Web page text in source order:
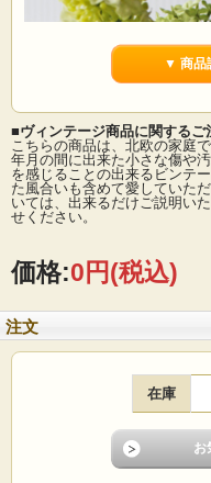
▼ 商品
■ヴィンテージ商品に関するご
こちらの商品は、北欧の家庭
年月の間に出来た小さな傷や
を感じることの出来るビンテ
た風合いも含めて愛していた
いては、出来るだけご説明い
せください。
価格:0円(税込)
注文
在庫